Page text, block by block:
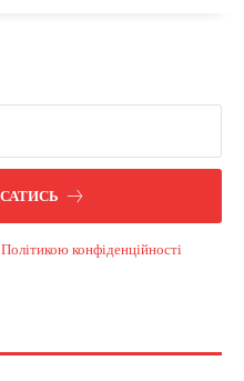
Політикою конфіденційності